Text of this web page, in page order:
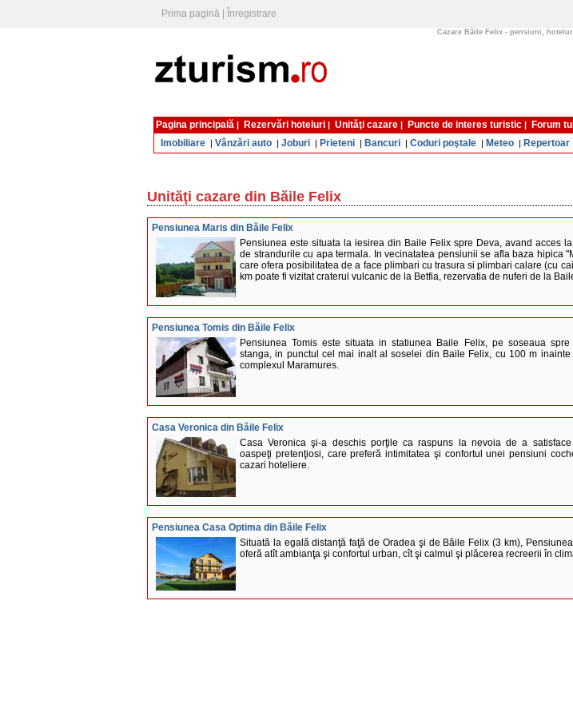
Prima pagină Înregistrare
Cazare Băile Felix - pensiuni,
Pagina principală | Rezervări hoteluri | Unităţi cazare | Puncte de interes turistic | Forum
Imobiliare | Vânzări auto | Joburi | Prieteni | Bancuri | Coduri poştale | Meteo | Repertoar
Unităţi cazare din Băile Felix
Pensiunea Maris din Băile Felix
Pensiunea este situata la iesirea din Baile Felix spre Deva, avand acces
de strandurile cu apa termala. In vecinatatea pensiunii se afla baza hipica
care ofera posibilitatea de a face plimbari cu trasura si plimbari calare (cu
km poate fi vizitat craterul vulcanic de la Betfia, rezervatia de nuferi de la
Pensiunea Tomis din Băile Felix
Pensiunea Tomis este situata in statiunea Baile Felix, pe soseaua
stanga, in punctul cel mai inalt al soselei din Baile Felix, cu 100 m
complexul Maramures.
Casa Veronica din Băile Felix
Casa Veronica şi-a deschis porţile ca raspuns la nevoia de a
oaspeţi pretenţiosi, care preferă intimitatea şi confortul unei pensiuni
cazari hoteliere.
Pensiunea Casa Optima din Băile Felix
Situată la egală distanţă faţă de Oradea şi de Băile Felix (3 km),
oferă atît ambianţa şi confortul urban, cît şi calmul şi plăcerea recreerii în